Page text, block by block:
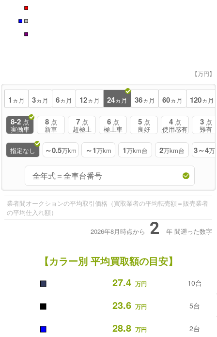
■
■ ■
■
【万円】
1 ヵ月 3ヵ月 6ヵ月 12ヵ月 24ヵ月 36ヵ月 60ヵ月 120ヵ月
8-2 点
実働車
8 点
新車
7 点
超極上
6 点
極上車
5 点
良好
4 点
使用感有
3 点
難有
指定なし ～0.5万km ～1万km 1万km台 2万km台 3～4万
業者間オークションの平均取引価格（買取業者の平均転売額＝販売業者
の平均仕入れ額）
2026年8月時点から 2 年 間遡った数字
【カラー別 平均買取額の目安】
■ 27.4 万円 10台
■ 23.6 万円 5台
■ 28.8 万円 2台